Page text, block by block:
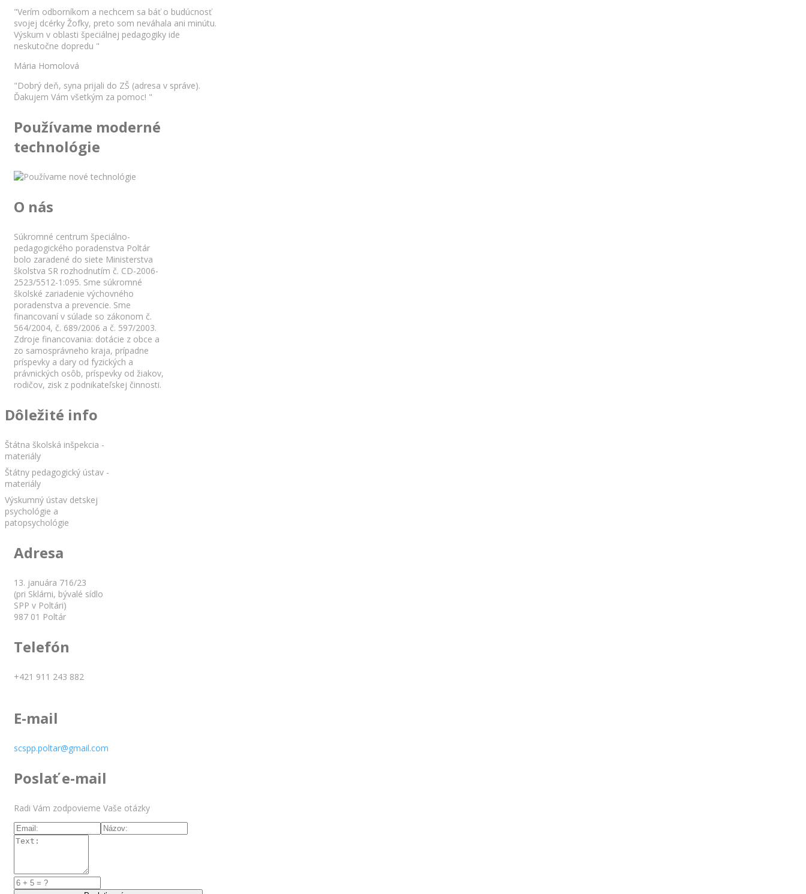
"Verím odborníkom a nechcem sa báť o budúcnosť
svojej dcérky Žofky, preto som neváhala ani minútu.
Výskum v oblasti špeciálnej pedagogiky ide
neskutočne dopredu "
Mária Homolová
"Dobrý deň, syna prijali do ZŠ (adresa v správe).
Ďakujem Vám všetkým za pomoc! "
Používame moderné
technológie
O nás
Súkromné centrum špeciálno-
pedagogického poradenstva Poltár
bolo zaradené do siete Ministerstva
školstva SR rozhodnutím č. CD-2006-
2523/5512-1:095. Sme súkromné
školské zariadenie výchovného
poradenstva a prevencie. Sme
financovaní v súlade so zákonom č.
564/2004, č. 689/2006 a č. 597/2003.
Zdroje financovania: dotácie z obce a
zo samosprávneho kraja, prípadne
príspevky a dary od fyzických a
právnických osôb, príspevky od žiakov,
rodičov, zisk z podnikateľskej činnosti.
Dôležité info
Štátna školská inšpekcia -
materiály
Štátny pedagogický ústav -
materiály
Výskumný ústav detskej
psychológie a
patopsychológie
Adresa
13. januára 716/23
(pri Sklárni, bývalé sídlo
SPP v Poltári)
987 01 Poltár
Telefón
+421 911 243 882
E-mail
scspp.poltar@gmail.com
Poslať e-mail
Radi Vám zodpovieme Vaše otázky